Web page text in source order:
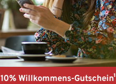
10% Willkommens-Gutschein¹